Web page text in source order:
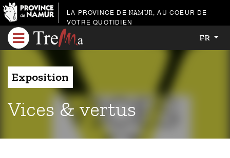
LA PROVINCE DE NAMUR, AU COEUR DE
VOTRE QUOTIDIEN
FR
Exposition
Vices & vertus